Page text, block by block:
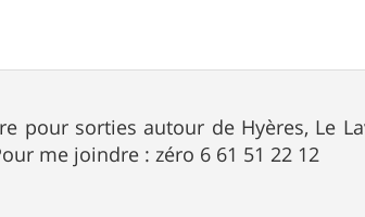
pour sorties autour de Hyères, Le
me joindre : zéro 6 61 51 22 12